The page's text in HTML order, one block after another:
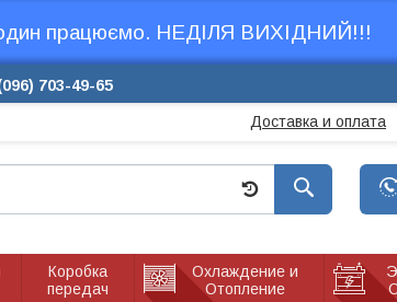
працюємо. НЕДІЛЯ ВИХІДНИЙ!!!
703-49-65
Доставка и оплата
Коробка
передач
Охлаждение и
Отопление